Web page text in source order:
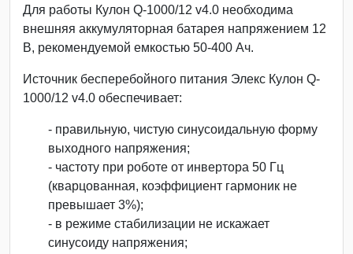
Для работы Кулон Q-1000/12 v4.0 необходима
внешняя аккумуляторная батарея напряжением 12
В, рекомендуемой емкостью 50-400 Ач.
Источник бесперебойного питания Элекс Кулон Q-
1000/12 v4.0 обеспечивает:
- правильную, чистую синусоидальную форму
выходного напряжения;
- частоту при роботе от инвертора 50 Гц
(кварцованная, коэффициент гармоник не
превышает 3%);
- в режиме стабилизации не искажает
синусоиду напряжения;